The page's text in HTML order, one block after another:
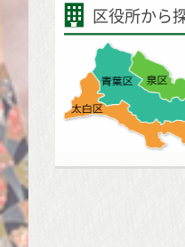
区役所から